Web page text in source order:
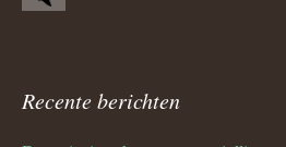
Recente berichten